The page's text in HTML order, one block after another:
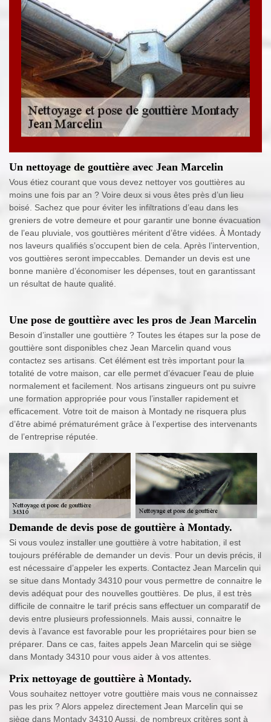
Un nettoyage de gouttière avec Jean Marcelin
Vous étiez courant que vous devez nettoyer vos gouttières au
moins une fois par an ? Voire deux si vous êtes près d’un lieu
boisé. Sachez que pour éviter les infiltrations d’eau dans les
greniers de votre demeure et pour garantir une bonne évacuation
de l’eau pluviale, vos gouttières méritent d’être vidées. À Montady
nos laveurs qualifiés s’occupent bien de cela. Après l’intervention,
vos gouttières seront impeccables. Demander un devis est une
bonne manière d’économiser les dépenses, tout en garantissant
un résultat de haute qualité.
Une pose de gouttière avec les pros de Jean Marcelin
Besoin d’installer une gouttière ? Toutes les étapes sur la pose de
gouttière sont disponibles chez Jean Marcelin quand vous
contactez ses artisans. Cet élément est très important pour la
totalité de votre maison, car elle permet d’évacuer l'eau de pluie
normalement et facilement. Nos artisans zingueurs ont pu suivre
une formation appropriée pour vous l’installer rapidement et
efficacement. Votre toit de maison à Montady ne risquera plus
d’être abimé prématurément grâce à l’expertise des intervenants
de l’entreprise réputée.
Demande de devis pose de gouttière à Montady.
Si vous voulez installer une gouttière à votre habitation, il est
toujours préférable de demander un devis. Pour un devis précis, il
est nécessaire d’appeler les experts. Contactez Jean Marcelin qui
se situe dans Montady 34310 pour vous permettre de connaitre le
devis adéquat pour des nouvelles gouttières. De plus, il est très
difficile de connaitre le tarif précis sans effectuer un comparatif de
devis entre plusieurs professionnels. Mais aussi, connaitre le
devis à l’avance est favorable pour les propriétaires pour bien se
préparer. Dans ce cas, faites appels Jean Marcelin qui se siège
dans Montady 34310 pour vous aider à vos attentes.
Prix nettoyage de gouttière à Montady.
Vous souhaitez nettoyer votre gouttière mais vous ne connaissez
pas les prix ? Alors appelez directement Jean Marcelin qui se
siège dans Montady 34310 Aussi, de nombreux critères sont à